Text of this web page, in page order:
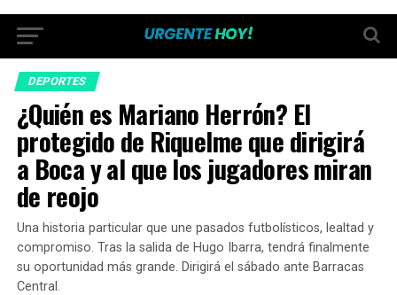
DEPORTES
¿Quién es Mariano Herrón? El
protegido de Riquelme que dirigirá
a Boca y al que los jugadores miran
de reojo
Una historia particular que une pasados futbolísticos, lealtad y
compromiso. Tras la salida de Hugo Ibarra, tendrá finalmente
su oportunidad más grande. Dirigirá el sábado ante Barracas
Central.